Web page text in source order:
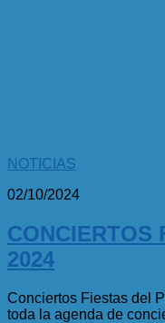
NOTICIAS
02/10/2024
CONCIERTOS
2024
Conciertos Fiestas del
toda la agenda de